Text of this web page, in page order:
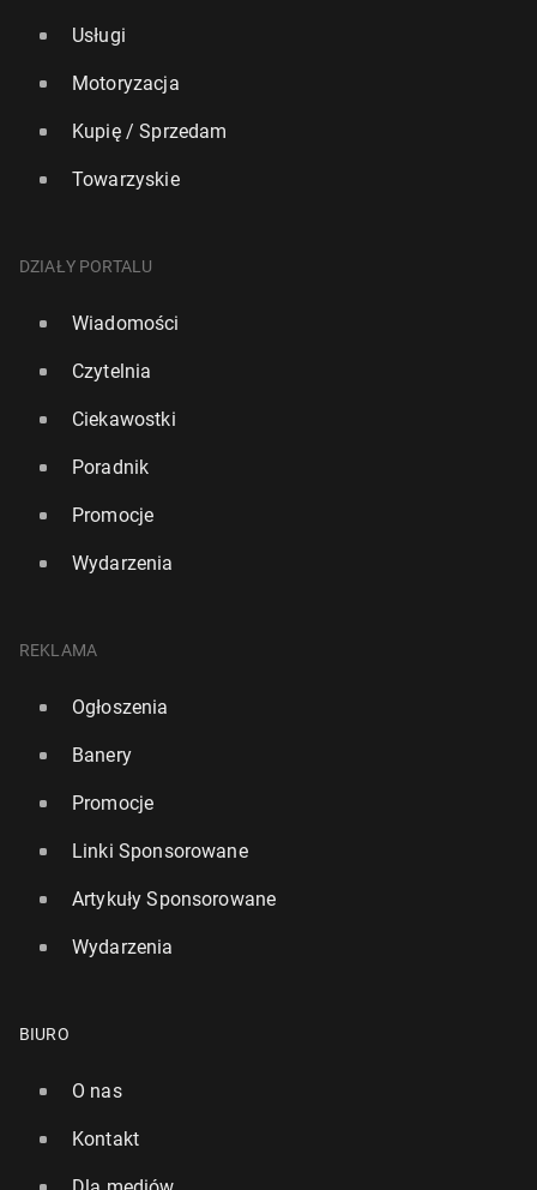
Usługi
Motoryzacja
Kupię / Sprzedam
Towarzyskie
DZIAŁY PORTALU
Wiadomości
Czytelnia
Ciekawostki
Poradnik
Promocje
Wydarzenia
REKLAMA
Ogłoszenia
Banery
Promocje
Linki Sponsorowane
Artykuły Sponsorowane
Wydarzenia
BIURO
O nas
Kontakt